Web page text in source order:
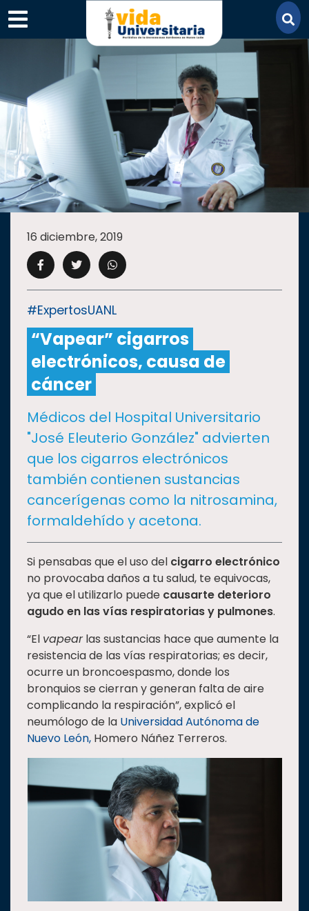
×
SECCIONES
ACADEMIA
CAMPUS UANL
CULTURA
DEPORTES
I+D+IEXPERTOS
SALUD
SUSTENTABILIDAD
TEMAS
Oferta
educativa
Estudiantes
Rectoría
Investigación
Internacionalización
Responsabilidad
social
Historia
16 diciembre, 2019
#ExpertosUANL
“Vapear” cigarros
electrónicos, causa de
cáncer
Médicos del Hospital Universitario
"José Eleuterio González" advierten
que los cigarros electrónicos
también contienen sustancias
cancerígenas como la nitrosamina,
formaldehído y acetona.
Si pensabas que el uso del cigarro electrónico
no provocaba daños a tu salud, te equivocas,
ya que el utilizarlo puede causarte deterioro
agudo en las vías respiratorias y pulmones.
“El vapearlas sustancias hace que aumente la
resistencia de las vías respiratorias; es decir,
ocurre un broncoespasmo, donde los
bronquios se cierran y generan falta de aire
complicando la respiración”, explicó el
neumólogo de la Universidad Autónoma de
Nuevo León, Homero Náñez Terreros.